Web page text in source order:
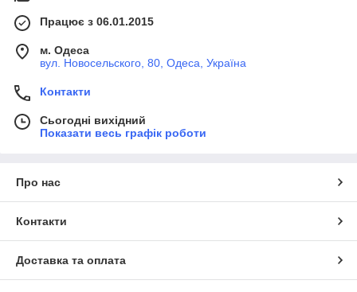
Працює з 06.01.2015
м. Одеса
вул. Новосельского, 80, Одеса, Україна
Контакти
Сьогодні вихідний
Показати весь графік роботи
Про нас
Контакти
Доставка та оплата